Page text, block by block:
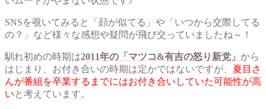
SNSを覗いてみると「顔が似てる」や「いつから交際してる
の？」など様々な感想や疑問が飛び交っていましたね～！
馴れ初めの時期は2011年の「マツコ&有吉の怒り新党」 から
はじまり、お付き合いの時期は定かではないですが、 夏目さ
んが番組を卒業するまでにはお付き合いしていた可能性が高
い と考えています。